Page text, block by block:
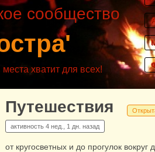
сообщество
места хватит для всех!
Путешествия
активность 4 нед., 1 дн. назад
от кругосветных и до прогулок вокруг